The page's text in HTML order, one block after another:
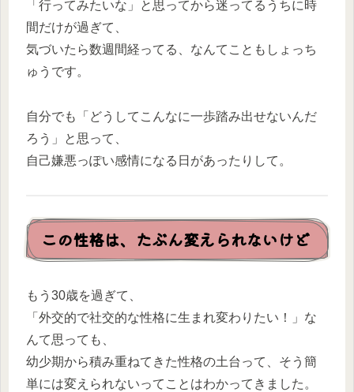
「行ってみたいな」と思ってから迷ってるうちに時
間だけが過ぎて、
気づいたら数週間経ってる、なんてこともしょっち
ゅうです。
自分でも「どうしてこんなに一歩踏み出せないんだ
ろう」と思って、
自己嫌悪っぽい感情になる日があったりして。
この性格は、たぶん変えられないけど
もう30歳を過ぎて、
「外交的で社交的な性格に生まれ変わりたい！」な
んて思っても、
幼少期から積み重ねてきた性格の土台って、そう簡
単には変えられないってことはわかってきました。